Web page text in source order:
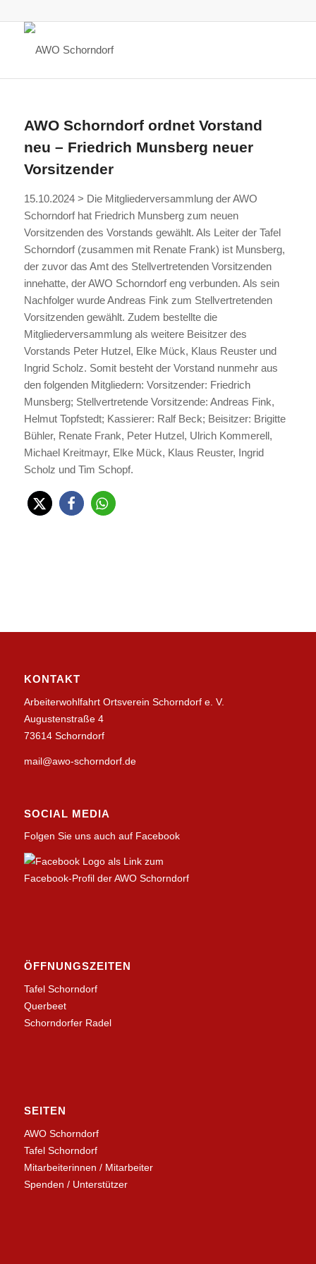
AWO Schorndorf ordnet Vorstand
neu – Friedrich Munsberg neuer
Vorsitzender
15.10.2024 > Die Mitgliederversammlung der AWO
Schorndorf hat Friedrich Munsberg zum neuen
Vorsitzenden des Vorstands gewählt. Als Leiter der Tafel
Schorndorf (zusammen mit Renate Frank) ist Munsberg,
der zuvor das Amt des Stellvertretenden Vorsitzenden
innehatte, der AWO Schorndorf eng verbunden. Als sein
Nachfolger wurde Andreas Fink zum Stellvertretenden
Vorsitzenden gewählt. Zudem bestellte die
Mitgliederversammlung als weitere Beisitzer des
Vorstands Peter Hutzel, Elke Mück, Klaus Reuster und
Ingrid Scholz. Somit besteht der Vorstand nunmehr aus
den folgenden Mitgliedern: Vorsitzender: Friedrich
Munsberg; Stellvertretende Vorsitzende: Andreas Fink,
Helmut Topfstedt; Kassierer: Ralf Beck; Beisitzer: Brigitte
Bühler, Renate Frank, Peter Hutzel, Ulrich Kommerell,
Michael Kreitmayr, Elke Mück, Klaus Reuster, Ingrid
Scholz und Tim Schopf.
KONTAKT
Arbeiterwohlfahrt Ortsverein Schorndorf e. V.
Augustenstraße 4
73614 Schorndorf
mail@awo-schorndorf.de
SOCIAL MEDIA
Folgen Sie uns auch auf Facebook
ÖFFNUNGSZEITEN
Tafel Schorndorf
Querbeet
Schorndorfer Radel
SEITEN
AWO Schorndorf
Tafel Schorndorf
Mitarbeiterinnen / Mitarbeiter
Spenden / Unterstützer